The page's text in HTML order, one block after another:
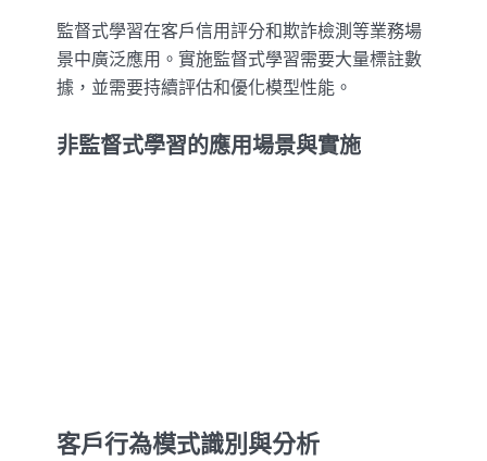
監督式學習在客戶信用評分和欺詐檢測等業務場
景中廣泛應用。實施監督式學習需要大量標註數
據，並需要持續評估和優化模型性能。
非監督式學習的應用場景與實施
客戶行為模式識別與分析